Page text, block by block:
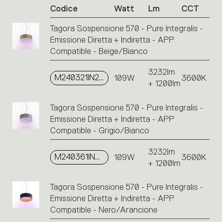
Cliccare
sul
singolo
per
eseguire
un’azione.
Codice Watt Lm CCT
Tagora Sospensione 570 - Pure Integralis -
Emissione Diretta + Indiretta - APP
Compatible - Beige/Bianco
M240321IN2APP 109W
3232lm
+ 1200lm
3600K
Tagora Sospensione 570 - Pure Integralis -
Emissione Diretta + Indiretta - APP
Compatible - Grigio/Bianco
M240361IN2APP 109W
3232lm
+ 1200lm
3600K
Tagora Sospensione 570 - Pure Integralis -
Emissione Diretta + Indiretta - APP
Compatible - Nero/Arancione